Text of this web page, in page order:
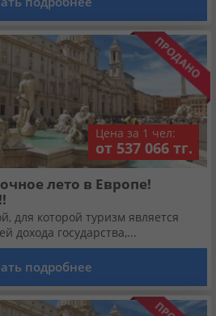
Цена за 1 чел:
от 537 066 тг.
лето в Европе!
для которой туризм является
дохода государства,...
подробнее